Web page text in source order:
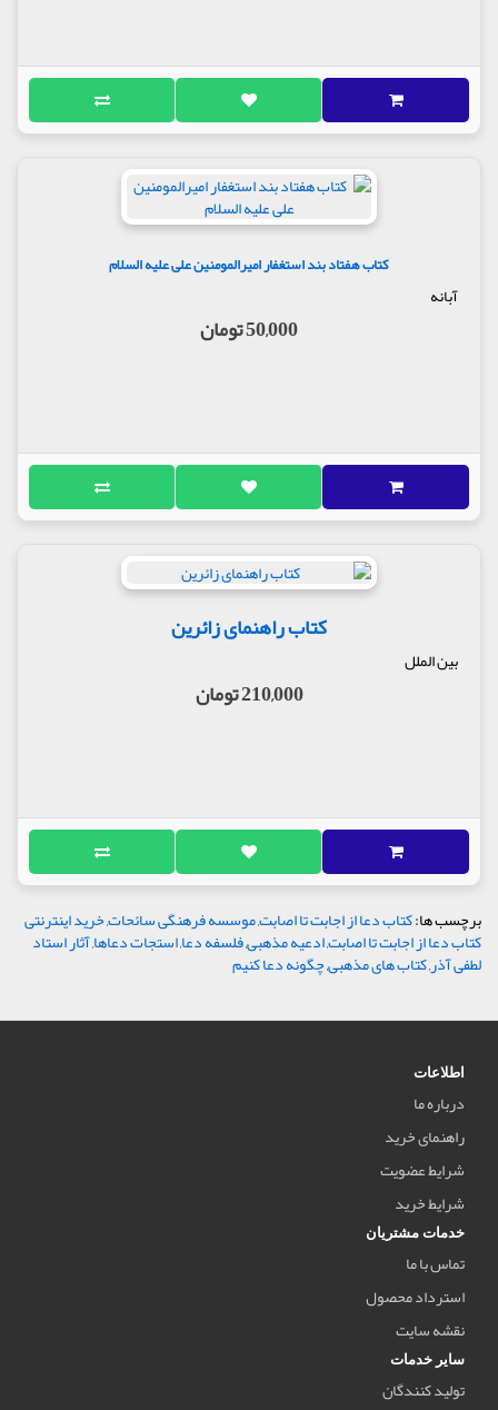
کتاب هفتاد بند استغفار امیرالمومنین علی علیه السلام
آبانه
50,000 تومان
کتاب راهنمای زائرین
بین الملل
210,000 تومان
برچسب ها:کتاب دعا از اجابت تا اصابت,موسسه فرهنگی سائحات,خرید اینترنتی
کتاب دعا از اجابت تا اصابت,ادعیه مذهبی,فلسفه دعا,استجات دعاها,آثار استاد
لطفی آذر,کتاب های مذهبی,چگونه دعا کنیم
اطلاعات
درباره ما
راهنمای خرید
شرایط عضویت
شرایط خرید
خدمات مشتریان
تماس با ما
استرداد محصول
نقشه سایت
سایر خدمات
تولید کنندگان